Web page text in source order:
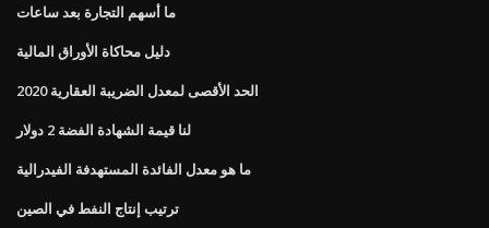
ما أسهم التجارة بعد ساعات
دليل محاكاة الأوراق المالية
الحد الأقصى لمعدل الضريبة العقارية 2020
لنا قيمة الشهادة الفضة 2 دولار
ما هو معدل الفائدة المستهدفة الفيدرالية
ترتيب إنتاج النفط في الصين